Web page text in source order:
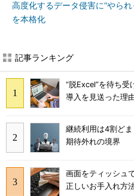
高度化するデータ侵害に“やら
を本格化
記事ランキング
“脱Excel”を待ち
導入を見送った理
継続利用は4割ど
期待外れの境界
画面をティッシュ
正しいお手入れ方